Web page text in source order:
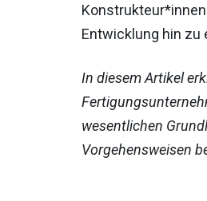
Entwicklung hin zu
In diesem Artikel
wesentlichen
Vorgehensweisen